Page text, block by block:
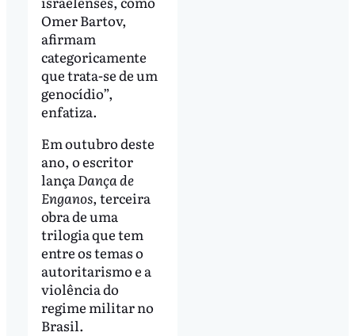
Omer Bartov,
afirmam
categoricamente
que trata-se de um
genocídio”,
enfatiza.
Em outubro deste
ano, o escritor
lança Dança de
Enganos, terceira
obra de uma
trilogia que tem
entre os temas o
autoritarismo e a
violência do
regime militar no
Brasil.